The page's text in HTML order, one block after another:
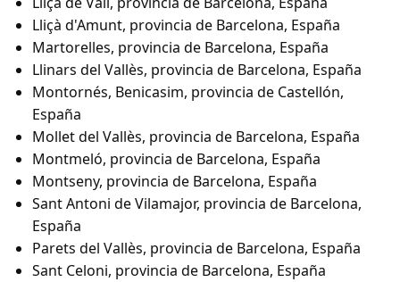
Lliçà d'Amunt, provincia de Barcelona, España
Martorelles, provincia de Barcelona, España
Llinars del Vallès, provincia de Barcelona, España
Montornés, Benicasim, provincia de Castellón,
España
Mollet del Vallès, provincia de Barcelona, España
Montmeló, provincia de Barcelona, España
Montseny, provincia de Barcelona, España
Sant Antoni de Vilamajor, provincia de Barcelona,
España
Parets del Vallès, provincia de Barcelona, España
Sant Celoni, provincia de Barcelona, España